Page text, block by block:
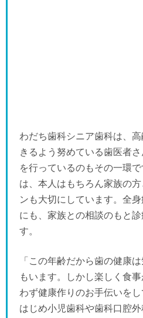
わだち歯科シニア歯科は、
きるよう努めている歯医者
を行っているのもその一環
は、本人はもちろん家族の
ンも大切にしています。全
にも、家族との相談のもと
す。
「この年齢だから歯の健康
もいます。しかし楽しく食
わず健康作りのお手伝いを
はじめ小児歯科や歯科口腔